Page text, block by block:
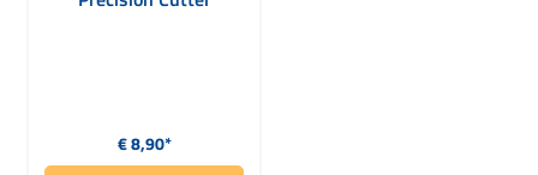
Normale prijs:
€ 8,90*